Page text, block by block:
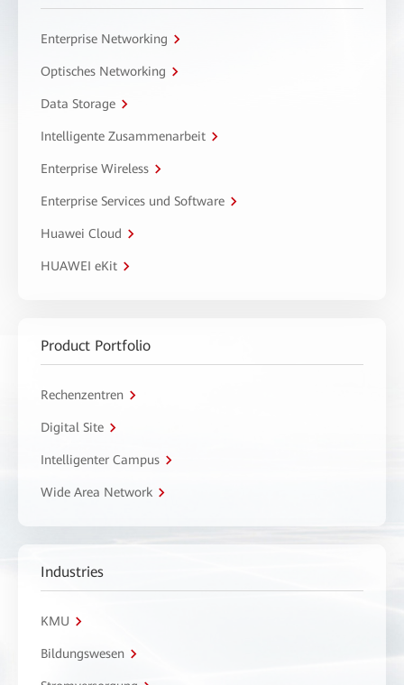
Enterprise Networking
Optisches Networking
Data Storage
Intelligente Zusammenarbeit
Enterprise Wireless
Enterprise Services und Software
Huawei Cloud
HUAWEI eKit
Product Portfolio
Rechenzentren
Digital Site
Intelligenter Campus
Wide Area Network
Industries
KMU
Bildungswesen